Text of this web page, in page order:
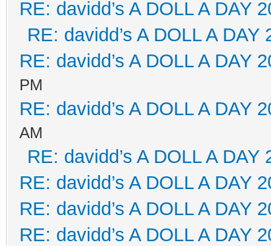
RE: davidd’s A DOLL A DAY
RE: davidd’s A DOLL A DAY
RE: davidd’s A DOLL A DAY
PM
RE: davidd’s A DOLL A DAY
AM
RE: davidd’s A DOLL A DAY
RE: davidd’s A DOLL A DAY
RE: davidd’s A DOLL A DAY
RE: davidd’s A DOLL A DAY